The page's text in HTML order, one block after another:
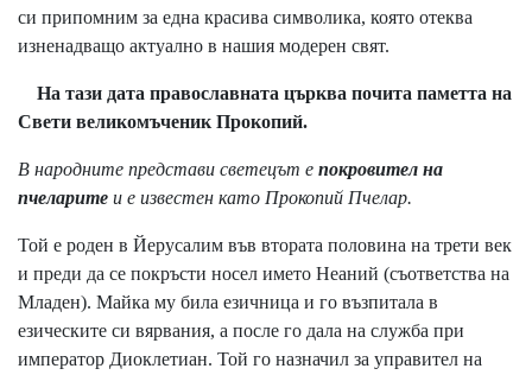
си припомним за една красива символика, която отеква
изненадващо актуално в нашия модерен свят.
На тази дата православната църква почита паметта на
Свети великомъченик Прокопий.
В народните представи светецът е покровител на
пчеларите и е известен като Прокопий Пчелар.
Той е роден в Йерусалим във втората половина на трети век
и преди да се покръсти носел името Неаний (съответства на
Младен). Майка му била езичница и го възпитала в
езическите си вярвания, а после го дала на служба при
император Диоклетиан. Той го назначил за управител на